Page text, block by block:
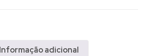
Informação adicional